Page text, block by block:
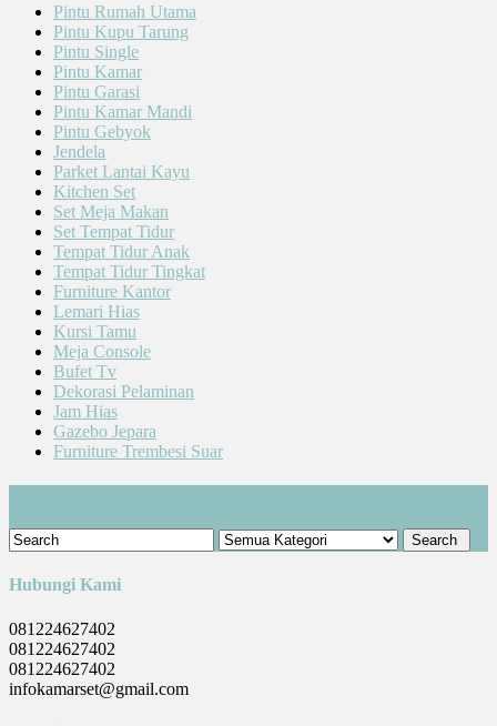
Pintu Rumah Utama
Pintu Kupu Tarung
Pintu Single
Pintu Kamar
Pintu Garasi
Pintu Kamar Mandi
Pintu Gebyok
Jendela
Parket Lantai Kayu
Kitchen Set
Set Meja Makan
Set Tempat Tidur
Tempat Tidur Anak
Tempat Tidur Tingkat
Furniture Kantor
Lemari Hias
Kursi Tamu
Meja Console
Bufet Tv
Dekorasi Pelaminan
Jam Hias
Gazebo Jepara
Furniture Trembesi Suar
Hubungi Kami
081224627402
081224627402
081224627402
infokamarset@gmail.com